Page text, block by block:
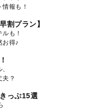
報も！
割プラン】
も！
お得♪
夫？
っぷ15選